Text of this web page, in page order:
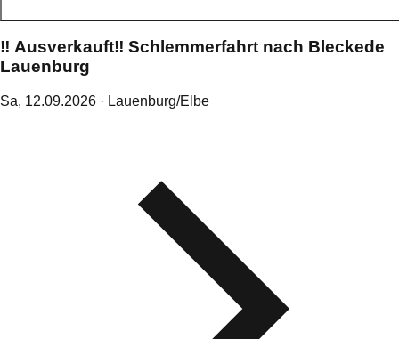
‼️ Ausverkauft‼️ Schlemmerfahrt nach Bleckede
Lauenburg
Sa, 12.09.2026 · Lauenburg/Elbe